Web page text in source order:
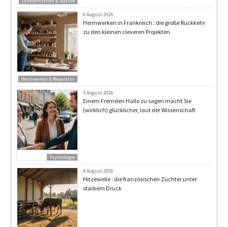
Heimwerken & Reparatur
6 August 2026
Heimwerken in Frankreich : die große Rückkehr
zu den kleinen cleveren Projekten
Psychologie
5 August 2026
Einem Fremden Hallo zu sagen macht Sie
(wirklich) glücklicher, laut der Wissenschaft
4 August 2026
Hitzewelle : die französischen Züchter unter
starkem Druck